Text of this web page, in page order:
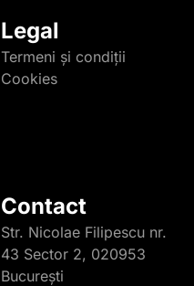
Legal
Termeni și condiții
Cookies
Contact
Str. Nicolae Filipescu nr.
43 Sector 2, 020953
București